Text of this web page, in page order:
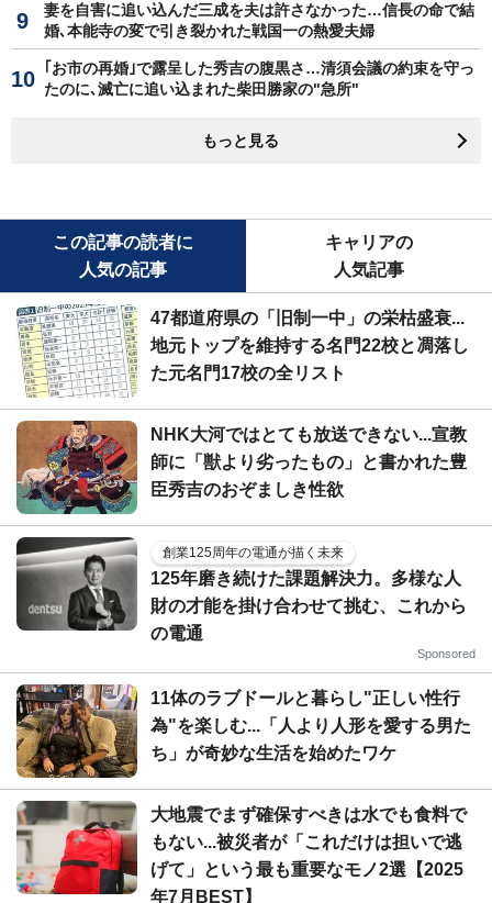
妻を自害に追い込んだ三成を夫は許さなかった…信長の命で結
婚､本能寺の変で引き裂かれた戦国一の熱愛夫婦
｢お市の再婚｣で露呈した秀吉の腹黒さ…清須会議の約束を守っ
たのに､滅亡に追い込まれた柴田勝家の"急所"
もっと見る
この記事の読者に
人気の記事
キャリアの
人気記事
47都道府県の「旧制一中」の栄枯盛衰...
地元トップを維持する名門22校と凋落し
た元名門17校の全リスト
NHK大河ではとても放送できない...宣教
師に「獣より劣ったもの」と書かれた豊
臣秀吉のおぞましき性欲
創業125周年の電通が描く未来
125年磨き続けた課題解決力。多様な人
財の才能を掛け合わせて挑む、これから
の電通
Sponsored
11体のラブドールと暮らし"正しい性行
為"を楽しむ...「人より人形を愛する男た
ち」が奇妙な生活を始めたワケ
大地震でまず確保すべきは水でも食料で
もない...被災者が「これだけは担いで逃
げて」という最も重要なモノ2選【2025
年7月BEST】